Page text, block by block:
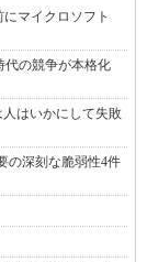
マイクロソフト
の競争が本格化
はいかにして失敗
の深刻な脆弱性4件